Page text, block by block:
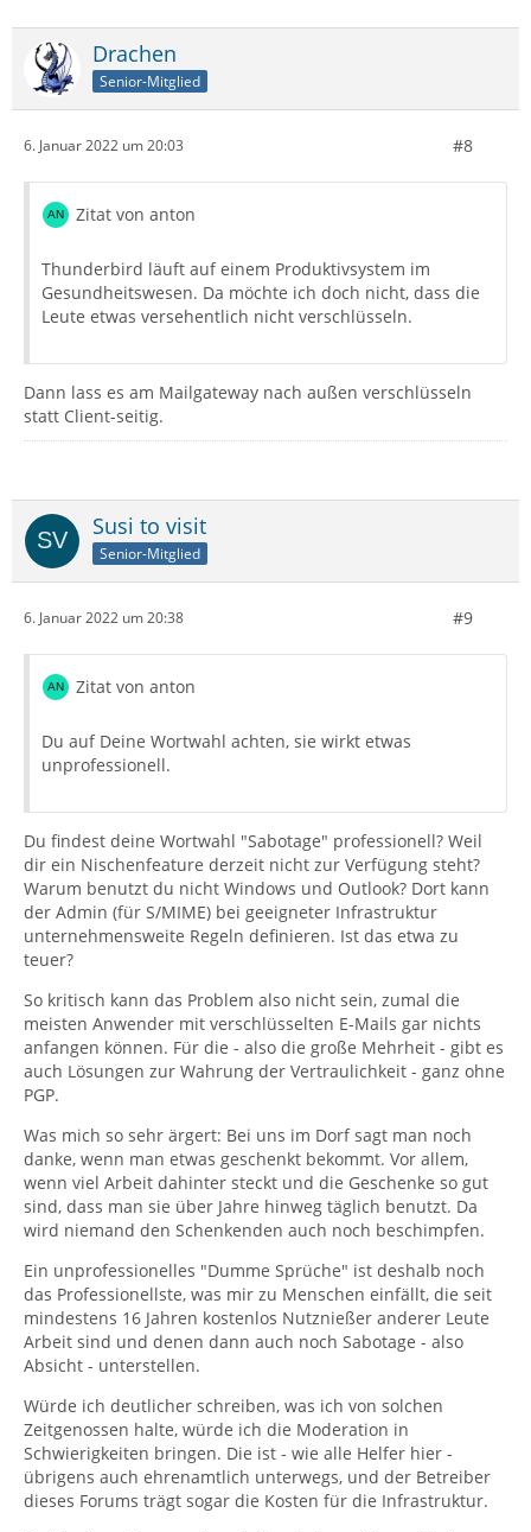
Drachen
Senior-Mitglied
6. Januar 2022 um 20:03 #8
Zitat von anton
Thunderbird läuft auf einem Produktivsystem im
Gesundheitswesen. Da möchte ich doch nicht, dass die
Leute etwas versehentlich nicht verschlüsseln.
Dann lass es am Mailgateway nach außen verschlüsseln
statt Client-seitig.
Susi to visit
Senior-Mitglied
6. Januar 2022 um 20:38 #9
Zitat von anton
Du auf Deine Wortwahl achten, sie wirkt etwas
unprofessionell.
Du findest deine Wortwahl "Sabotage" professionell? Weil
dir ein Nischenfeature derzeit nicht zur Verfügung steht?
Warum benutzt du nicht Windows und Outlook? Dort kann
der Admin (für S/MIME) bei geeigneter Infrastruktur
unternehmensweite Regeln definieren. Ist das etwa zu
teuer?
So kritisch kann das Problem also nicht sein, zumal die
meisten Anwender mit verschlüsselten E-Mails gar nichts
anfangen können. Für die - also die große Mehrheit - gibt es
auch Lösungen zur Wahrung der Vertraulichkeit - ganz ohne
PGP.
Was mich so sehr ärgert: Bei uns im Dorf sagt man noch
danke, wenn man etwas geschenkt bekommt. Vor allem,
wenn viel Arbeit dahinter steckt und die Geschenke so gut
sind, dass man sie über Jahre hinweg täglich benutzt. Da
wird niemand den Schenkenden auch noch beschimpfen.
Ein unprofessionelles "Dumme Sprüche" ist deshalb noch
das Professionellste, was mir zu Menschen einfällt, die seit
mindestens 16 Jahren kostenlos Nutznießer anderer Leute
Arbeit sind und denen dann auch noch Sabotage - also
Absicht - unterstellen.
Würde ich deutlicher schreiben, was ich von solchen
Zeitgenossen halte, würde ich die Moderation in
Schwierigkeiten bringen. Die ist - wie alle Helfer hier -
übrigens auch ehrenamtlich unterwegs, und der Betreiber
dieses Forums trägt sogar die Kosten für die Infrastruktur.